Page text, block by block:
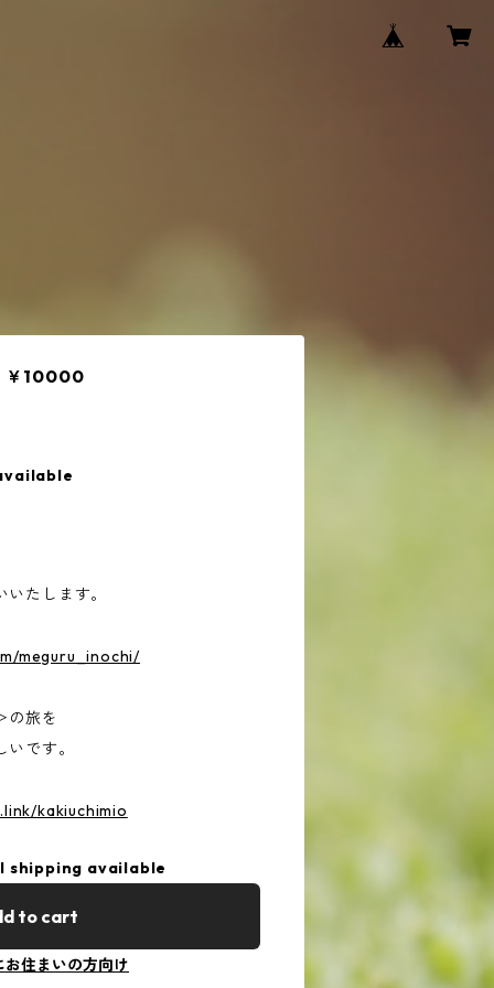
￥10000
たします。
meguru_inochi/
の旅を
です。
kakiuchimio
shipping available
to cart
お住まいの方向け